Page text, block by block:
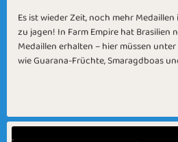
Es ist wieder Zeit, noch mehr
zu jagen! In Farm Empire hat Brasilien
Medaillen erhalten – hier müssen
wie Guarana-Früchte, Smaragdboas